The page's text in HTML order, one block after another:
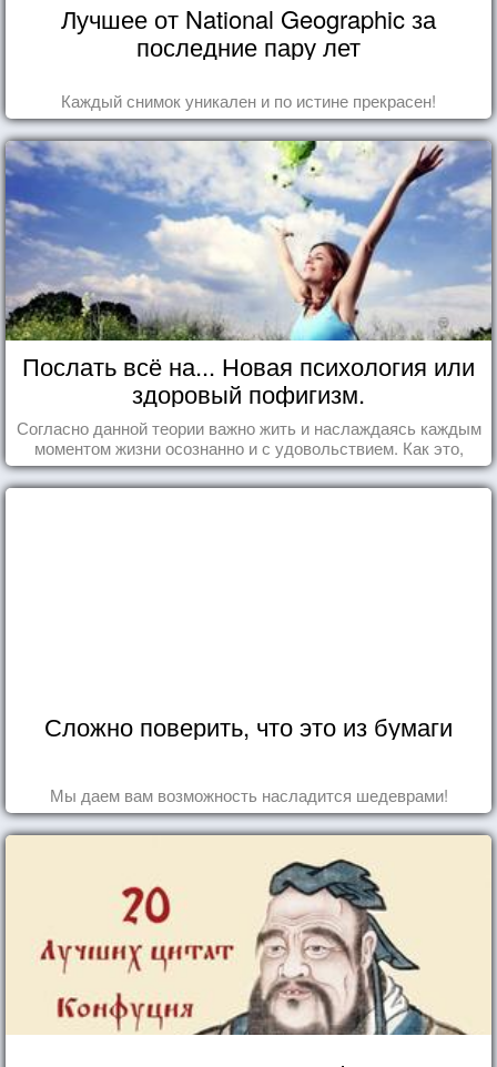
Лучшее от National Geographic за
последние пару лет
Каждый снимок уникален и по истине прекрасен!
Послать всё на... Новая психология или
здоровый пофигизм.
Согласно данной теории важно жить и наслаждаясь каждым
моментом жизни осознанно и с удовольствием. Как это,
попробуем разобраться на реальных примерах.
Сложно поверить, что это из бумаги
Мы даем вам возможность насладится шедеврами!